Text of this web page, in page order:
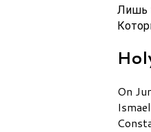
Лишь
On